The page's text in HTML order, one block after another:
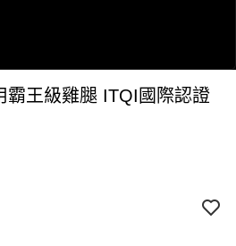
霸王級雞腿 ITQI國際認證